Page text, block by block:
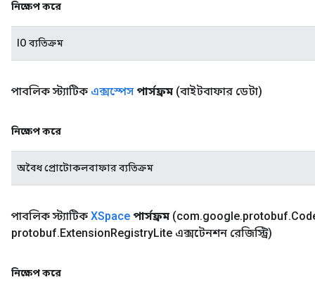
নিক্ষেপ করে
IO ব্যতিক্রম
পাবলিক স্ট্যাটিক এক্সস্পেস পার্সফ্রম (বাইটবাফার ডেটা)
নিক্ষেপ করে
অবৈধ প্রোটোকলবাফার ব্যতিক্রম
পাবলিক স্ট্যাটিক XSpace পার্সফ্রম (com.google.protobuf.
protobuf.ExtensionRegistryLite এক্সটেনশন রেজিস্ট্রি)
নিক্ষেপ করে